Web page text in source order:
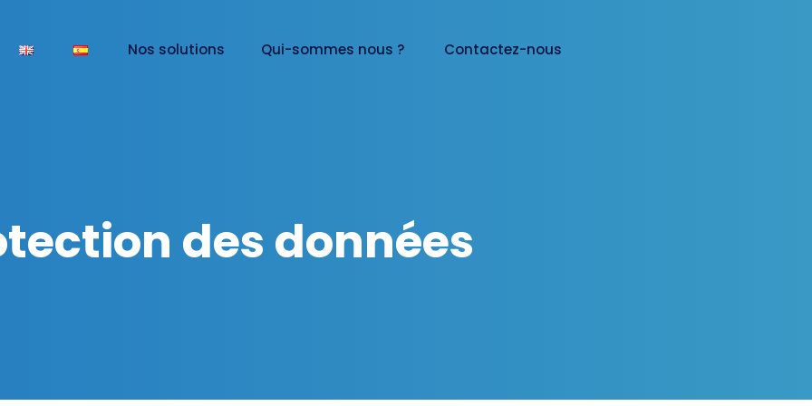
Nos solutions Qui-sommes nous ? Contactez-nous
des données